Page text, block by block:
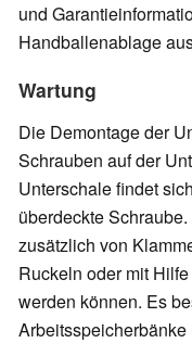
und
Handballenablage
Wartung
Die Demontage der
Schrauben auf der
Unterschale findet
überdeckte
zusätzlich von
Ruckeln oder mit
werden können. Es